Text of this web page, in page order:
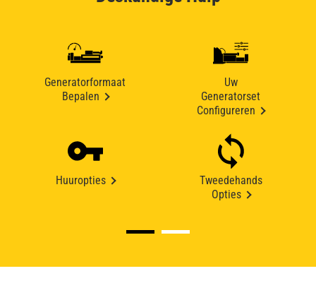
Generatorformaat
Bepalen
Uw
Generatorset
Configureren
Huuropties
Tweedehands
Opties